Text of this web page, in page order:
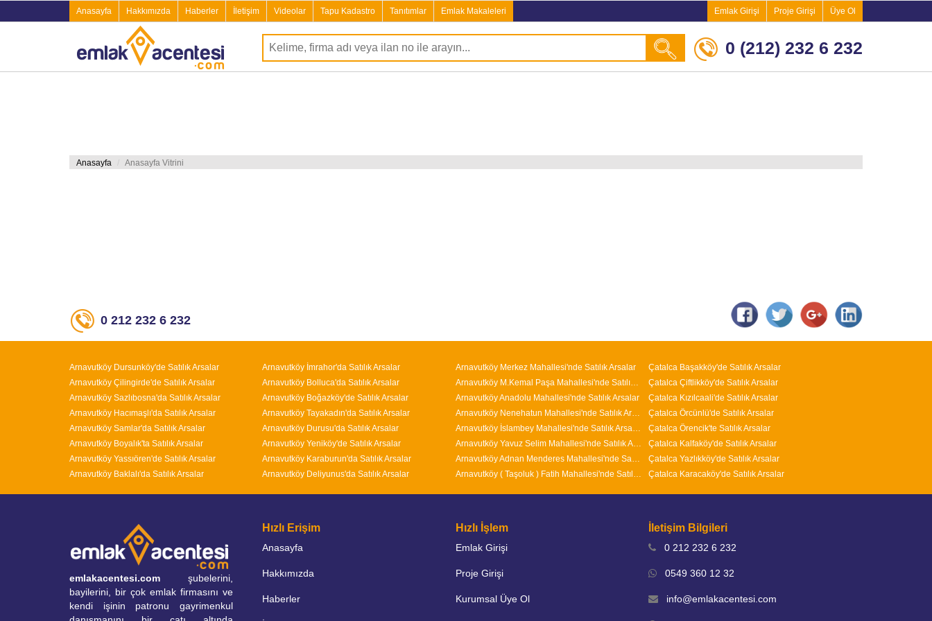
Anasayfa Hakkımızda Haberler İletişim Videolar Tapu Kadastro Tanıtımlar Emlak Makaleleri Emlak Girişi Proje Girişi Üye Ol
0 (212) 232 6 232
Anasayfa Anasayfa Vitrini
0 212 232 6 232
Arnavutköy Dursunköy'de Satılık Arsalar
Arnavutköy Çilingirde'de Satılık Arsalar
Arnavutköy Sazlıbosna'da Satılık Arsalar
Arnavutköy Hacımaşlı'da Satılık Arsalar
Arnavutköy Samlar'da Satılık Arsalar
Arnavutköy Boyalık'ta Satılık Arsalar
Arnavutköy Yassıören'de Satılık Arsalar
Arnavutköy Baklalı'da Satılık Arsalar
Arnavutköy İmrahor'da Satılık Arsalar
Arnavutköy Bolluca'da Satılık Arsalar
Arnavutköy Boğazköy'de Satılık Arsalar
Arnavutköy Tayakadın'da Satılık Arsalar
Arnavutköy Durusu'da Satılık Arsalar
Arnavutköy Yeniköy'de Satılık Arsalar
Arnavutköy Karaburun'da Satılık Arsalar
Arnavutköy Deliyunus'da Satılık Arsalar
Arnavutköy Merkez Mahallesi'nde Satılık Arsalar
Arnavutköy M.Kemal Paşa Mahallesi'nde Satılık Arsalar
Arnavutköy Anadolu Mahallesi'nde Satılık Arsalar
Arnavutköy Nenehatun Mahallesi'nde Satılık Arsalar
Arnavutköy İslambey Mahallesi'nde Satılık Arsalar
Arnavutköy Yavuz Selim Mahallesi'nde Satılık Arsalar
Arnavutköy Adnan Menderes Mahallesi'nde Satılık Arsalar
Arnavutköy ( Taşoluk ) Fatih Mahallesi'nde Satılık Arsalar
Çatalca Başakköy'de Satılık Arsalar
Çatalca Çiftlikköy'de Satılık Arsalar
Çatalca Kızılcaali'de Satılık Arsalar
Çatalca Örcünlü'de Satılık Arsalar
Çatalca Örencik'te Satılık Arsalar
Çatalca Kalfaköy'de Satılık Arsalar
Çatalca Yazlıkköy'de Satılık Arsalar
Çatalca Karacaköy'de Satılık Arsalar
emlakacentesi.com şubelerini,
bayilerini, bir çok emlak firmasını ve
kendi işinin patronu gayrimenkul
Hızlı Erişim
Anasayfa
Hakkımızda
Haberler
Hızlı İşlem
Emlak Girişi
Proje Girişi
Kurumsal Üye Ol
İletişim Bilgileri
0 212 232 6 232
0549 360 12 32
info@emlakacentesi.com